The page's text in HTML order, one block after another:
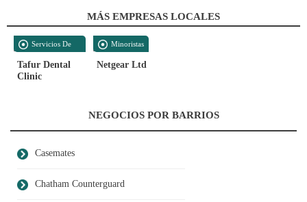
MÁS EMPRESAS LOCALES
Servicios De
Salud
Tafur Dental
Clinic
Minoristas
Netgear Ltd
NEGOCIOS POR BARRIOS
Casemates
Chatham Counterguard